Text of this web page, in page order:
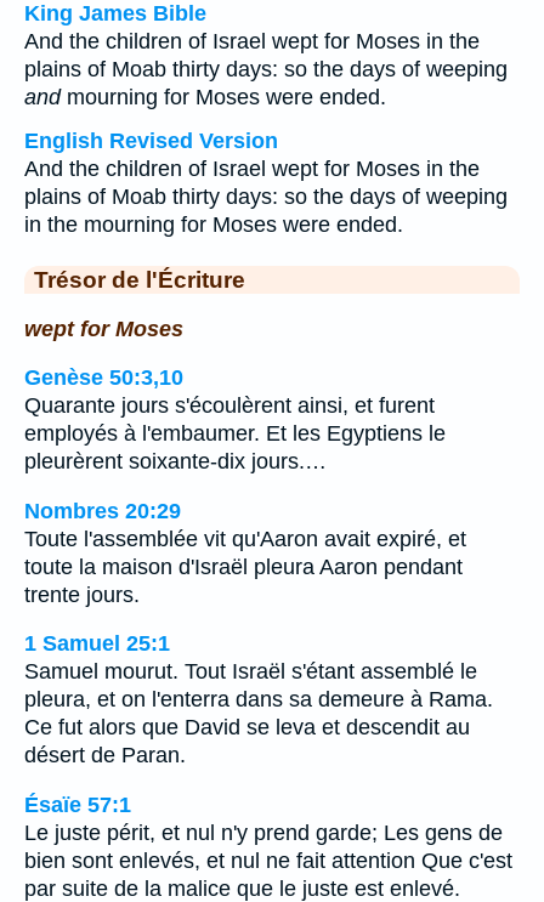
King James Bible
And the children of Israel wept for Moses in the
plains of Moab thirty days: so the days of weeping
andmourning for Moses were ended.
English Revised Version
And the children of Israel wept for Moses in the
plains of Moab thirty days: so the days of weeping
in the mourning for Moses were ended.
Trésor de l'Écriture
wept for Moses
Genèse 50:3,10
Quarante jours s'écoulèrent ainsi, et furent
employés à l'embaumer. Et les Egyptiens le
pleurèrent soixante-dix jours.…
Nombres 20:29
Toute l'assemblée vit qu'Aaron avait expiré, et
toute la maison d'Israël pleura Aaron pendant
trente jours.
1 Samuel 25:1
Samuel mourut. Tout Israël s'étant assemblé le
pleura, et on l'enterra dans sa demeure à Rama.
Ce fut alors que David se leva et descendit au
désert de Paran.
Ésaïe 57:1
Le juste périt, et nul n'y prend garde; Les gens de
bien sont enlevés, et nul ne fait attention Que c'est
par suite de la malice que le juste est enlevé.